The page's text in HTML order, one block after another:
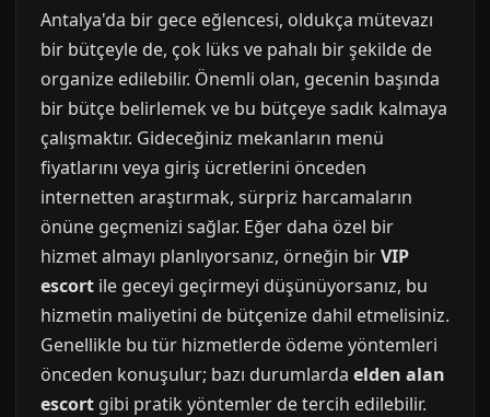
Antalya'da bir gece eğlencesi, oldukça mütevazı
bir bütçeyle de, çok lüks ve pahalı bir şekilde de
organize edilebilir. Önemli olan, gecenin başında
bir bütçe belirlemek ve bu bütçeye sadık kalmaya
çalışmaktır. Gideceğiniz mekanların menü
fiyatlarını veya giriş ücretlerini önceden
internetten araştırmak, sürpriz harcamaların
önüne geçmenizi sağlar. Eğer daha özel bir
hizmet almayı planlıyorsanız, örneğin birVIP
escort ile geceyi geçirmeyi düşünüyorsanız, bu
hizmetin maliyetini de bütçenize dahil etmelisiniz.
Genellikle bu tür hizmetlerde ödeme yöntemleri
önceden konuşulur; bazı durumlarda elden alan
escort gibi pratik yöntemler de tercih edilebilir.